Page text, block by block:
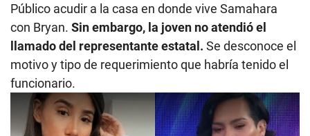
Público acudir a la casa en donde vive Samahara
con Bryan. Sin embargo, la joven no atendió el
llamado del representante estatal. Se desconoce el
motivo y tipo de requerimiento que habría tenido el
funcionario.